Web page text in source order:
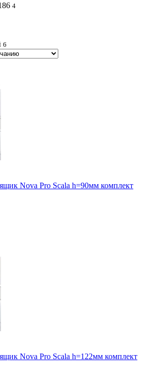
4
6
Nova Pro Scala h=90мм комплект
Nova Pro Scala h=122мм комплект